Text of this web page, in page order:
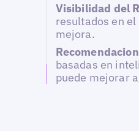
Visibilidad del
resultados en
mejora.
basadas en
puede mejorar